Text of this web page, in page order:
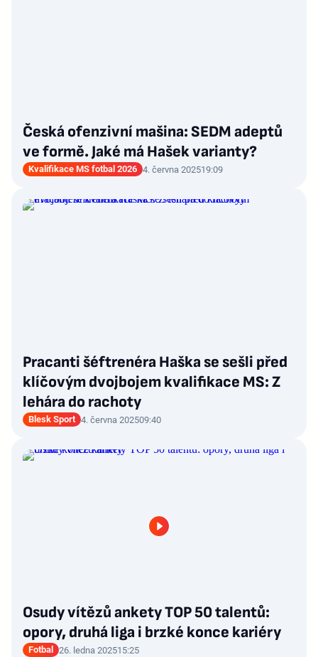
Česká ofenzivní mašina: SEDM adeptů
ve formě. Jaké má Hašek varianty?
Kvalifikace MS fotbal 2026 4. června 202519:09
Pracanti šéftrenéra Haška se sešli před
klíčovým dvojbojem kvalifikace MS: Z
lehára do rachoty
Blesk Sport 4. června 202509:40
Osudy vítězů ankety TOP 50 talentů:
opory, druhá liga i brzké konce kariéry
Fotbal 26. ledna 202515:25